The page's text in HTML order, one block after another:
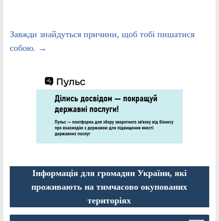
Завжди знайдуться причини, щоб тобі пишатися
собою. →
Інформація для громадян України, які
проживають на тимчасово окупованих
територіях